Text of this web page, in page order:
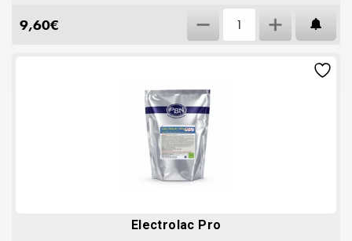
9,60€
Booster
Electrolac Pro